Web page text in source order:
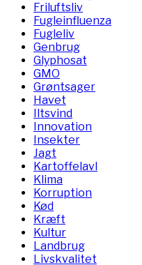
Friluftsliv
Fugleinfluenza
Fugleliv
Genbrug
Glyphosat
GMO
Grøntsager
Havet
Iltsvind
Innovation
Insekter
Jagt
Kartoffelavl
Klima
Korruption
Kød
Kræft
Kultur
Landbrug
Livskvalitet